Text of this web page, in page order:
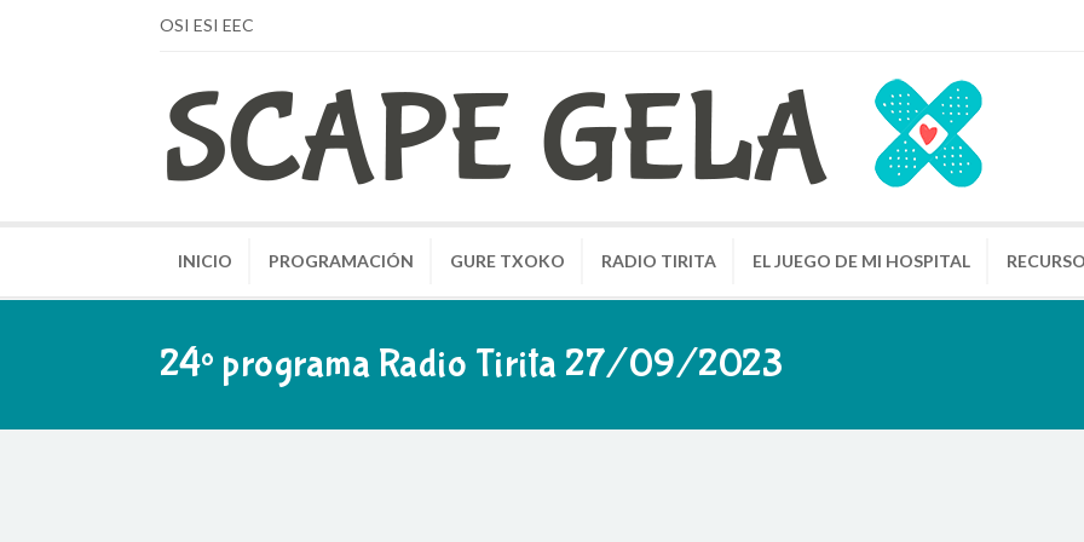
OSI ESI EEC
INICIO PROGRAMACIÓN GURE TXOKO RADIO TIRITA EL JUEGO DE MI HOSPITAL
24º programa Radio Tirita 27/09/2023